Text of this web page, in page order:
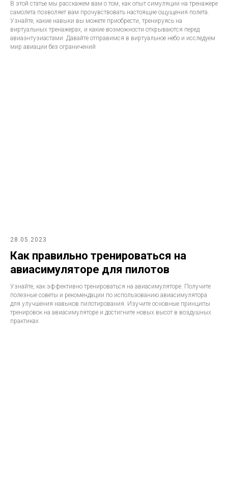
В этой статье мы расскажем вам о том, как опыт симуляции на тренажере
самолета позволяет вам прочувствовать настоящие ощущения полета.
Узнайте, какие навыки вы можете приобрести, тренируясь на
виртуальных тренажерах, и какие возможности открываются перед
авиаэнтузиастами. Давайте отправимся в виртуальное небо и исследуем
мир авиации без ограничений
28.05.2023
Как правильно тренироваться на
авиасимуляторе для пилотов
Узнайте, как эффективно тренироваться на авиасимуляторе. Получите
полезные советы и рекомендации по использованию авиасимулятора
для улучшения навыков пилотирования. Изучите основные принципы
тренировок на авиасимуляторе и достигните новых высот в воздушных
практиках